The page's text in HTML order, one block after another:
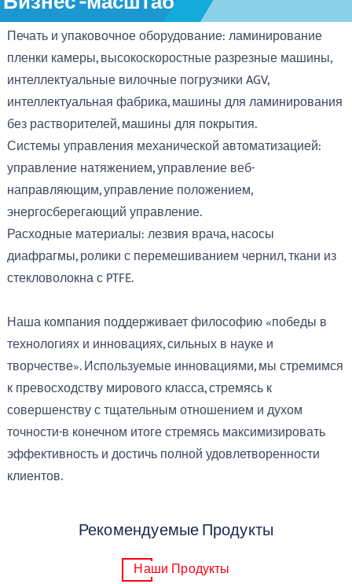
Печать и упаковочное оборудование: ламинирование
пленки камеры, высокоскоростные разрезные машины,
интеллектуальные вилочные погрузчики AGV,
интеллектуальная фабрика, машины для ламинирования
без растворителей, машины для покрытия.
Системы управления механической автоматизацией:
управление натяжением, управление веб-
направляющим, управление положением,
энергосберегающий управление.
Расходные материалы: лезвия врача, насосы
диафрагмы, ролики с перемешиванием чернил, ткани из
стекловолокна с PTFE.
Наша компания поддерживает философию «победы в
технологиях и инновациях, сильных в науке и
творчестве». Используемые инновациями, мы стремимся
к превосходству мирового класса, стремясь к
совершенству с тщательным отношением и духом
точности-в конечном итоге стремясь максимизировать
эффективность и достичь полной удовлетворенности
клиентов.
Рекомендуемые Продукты
Наши Продукты